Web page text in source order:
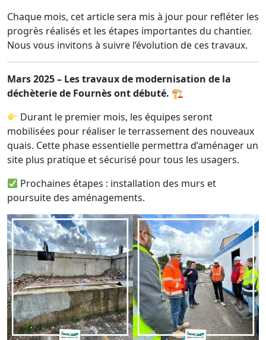
Chaque mois, cet article sera mis à jour pour refléter les
progrès réalisés et les étapes importantes du chantier.
Nous vous invitons à suivre l’évolution de ces travaux.
Mars 2025 – Les travaux de modernisation de la
déchèterie de Fournès ont débuté. 🏗
Durant le premier mois, les équipes seront
mobilisées pour réaliser le terrassement des nouveaux
quais. Cette phase essentielle permettra d’aménager un
site plus pratique et sécurisé pour tous les usagers.
Prochaines étapes : installation des murs et
poursuite des aménagements.